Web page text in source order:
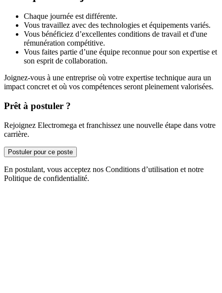
Chaque journée est différente.
Vous travaillez avec des technologies et équipements variés.
Vous bénéficiez d’excellentes conditions de travail et d'une
rémunération compétitive.
Vous faites partie d’une équipe reconnue pour son expertise et
son esprit de collaboration.
Joignez-vous à une entreprise où votre expertise technique aura un
impact concret et où vos compétences seront pleinement valorisées.
Prêt à postuler ?
Rejoignez Electromega et franchissez une nouvelle étape dans votre
carrière.
Postuler pour ce poste
En postulant, vous acceptez nos Conditions d’utilisation et notre
Politique de confidentialité.